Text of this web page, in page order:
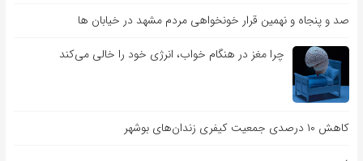
صد و پنجاه و نهمین قرار خونخواهی مردم مشهد در خیابان ها
چرا مغز در هنگام خواب، انرژی خود را خالی می‌کند
کاهش ۱۰ درصدی جمعیت کیفری زندان‌های بوشهر